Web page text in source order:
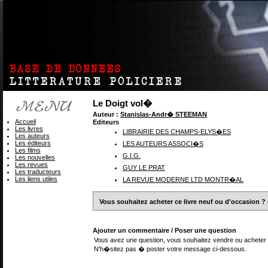
Le Doigt vol�
Auteur : Stanislas-Andr� STEEMAN
Editeurs
LIBRAIRIE DES CHAMPS-ELYS�ES
LES AUTEURS ASSOCI�S
G.I.G.
GUY LE PRAT
LA REVUE MODERNE LTD MONTR�AL
Vous souhaitez acheter ce livre neuf ou d'occasion ?
Ajouter un commentaire / Poser une question
Vous avez une question, vous souhaitez vendre ou
N'h�sitez pas � poster votre message ci-dessous.
Accueil
Les livres
Les auteurs
Les éditeurs
Les films
Les nouvelles
Les revues
Les traducteurs
Les liens utiles